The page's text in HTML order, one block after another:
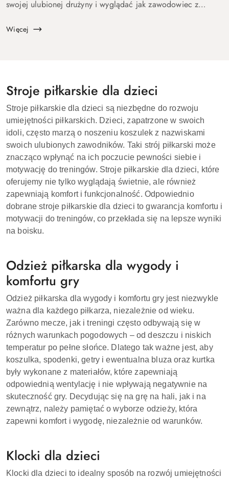
swojej ulubionej drużyny i wyglądać jak zawodowiec z
wywołuje uś...
Więcej
Stroje piłkarskie dla dzieci
Stroje piłkarskie dla dzieci są niezbędne do rozwoju
umiejętności piłkarskich. Dzieci, zapatrzone w swoich
idoli, często marzą o noszeniu koszulek z nazwiskami
swoich ulubionych zawodników. Taki strój piłkarski może
znacząco wpłynąć na ich poczucie pewności siebie i
motywację do treningów. Stroje piłkarskie dla dzieci, które
oferujemy nie tylko wyglądają świetnie, ale również
zapewniają komfort i funkcjonalność. Odpowiednio
dobrane stroje piłkarskie dla dzieci to gwarancja komfortu i
motywacji do treningów, co przekłada się na lepsze wyniki
na boisku.
Odzież piłkarska dla wygody i
komfortu gry
Odzież piłkarska dla wygody i komfortu gry jest niezwykle
ważna dla każdego piłkarza, niezależnie od wieku.
Zarówno mecze, jak i treningi często odbywają się w
różnych warunkach pogodowych – od deszczu i niskich
temperatur po pełne słońce. Dlatego tak ważne jest, aby
koszulka, spodenki, getry i ewentualna bluza oraz kurtka
były wykonane z materiałów, które zapewniają
odpowiednią wentylację i nie wpływają negatywnie na
skuteczność gry. Decydując się na grę na hali, jak i na
zewnątrz, należy pamiętać o wyborze odzieży, która
zapewni komfort i wygodę, niezależnie od warunków.
Klocki dla dzieci
Klocki dla dzieci to idealny sposób na rozwój umiejętności